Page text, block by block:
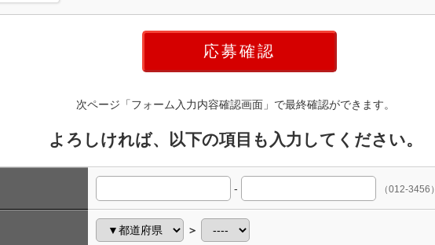
次ページ「フォーム入力内容確認画面」で最終確認ができます。
よろしければ、以下の項目も入力してください。
- （012-3456）
＞